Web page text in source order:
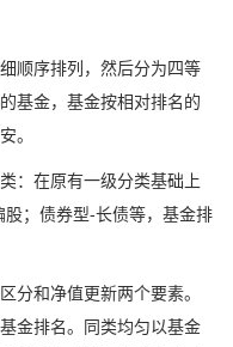
序排列，然后分为四等
基金，基金按相对排名的
。
在原有一级分类基础上
；债券型-长债等，基金排
和净值更新两个要素。
金排名。同类均匀以基金